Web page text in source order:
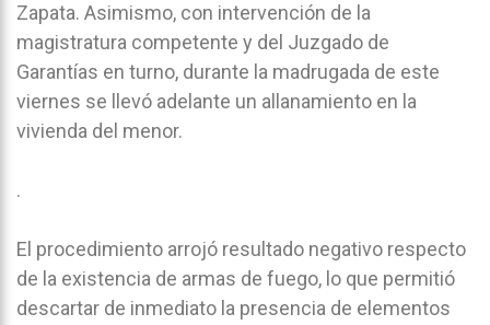
Zapata. Asimismo, con intervención de la
magistratura competente y del Juzgado de
Garantías en turno, durante la madrugada de este
viernes se llevó adelante un allanamiento en la
vivienda del menor.
.
El procedimiento arrojó resultado negativo respecto
de la existencia de armas de fuego, lo que permitió
descartar de inmediato la presencia de elementos